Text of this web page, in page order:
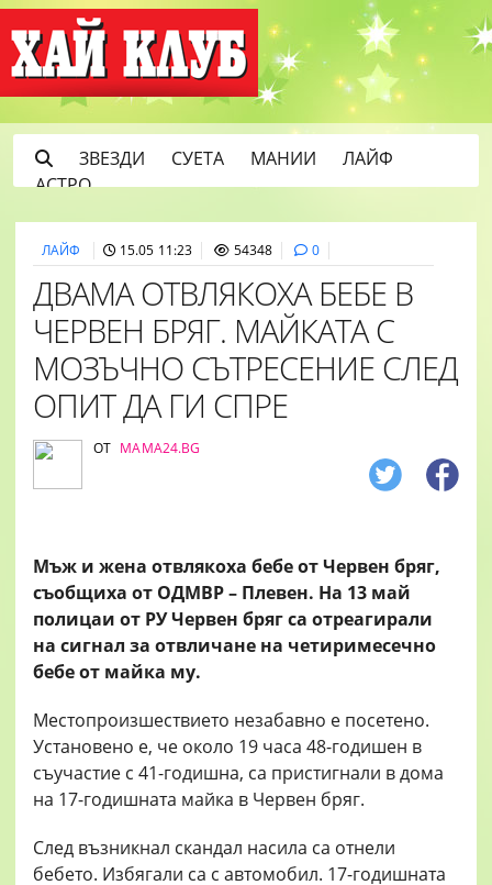
ЗВЕЗДИ СУЕТА МАНИИ
ЛАЙФ
АСТРО
ЛАЙФ 15.05 11:23 54348 0
ДВАМА ОТВЛЯКОХА БЕБЕ В
ЧЕРВЕН БРЯГ. МАЙКАТА С
МОЗЪЧНО СЪТРЕСЕНИЕ СЛЕД
ОПИТ ДА ГИ СПРЕ
ОТ MAMA24.BG
Мъж и жена отвлякоха бебе от Червен бряг,
съобщиха от ОДМВР – Плевен. На 13 май
полицаи от РУ Червен бряг са отреагирали
на сигнал за отвличане на четиримесечно
бебе от майка му.
Местопроизшествието незабавно е посетено.
Установено е, че около 19 часа 48-годишен в
съучастие с 41-годишна, са пристигнали в дома
на 17-годишната майка в Червен бряг.
След възникнал скандал насила са отнели
бебето. Избягали са с автомобил. 17-годишната